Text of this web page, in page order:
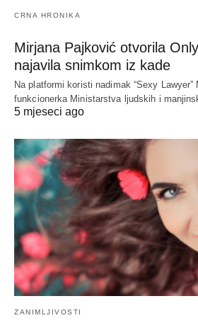
CRNA HRONIKA
Mirjana Pajković otvorila
najavila snimkom iz kade
Na platformi koristi nadimak “Sexy
funkcionerka Ministarstva ljudskih i
5 mjeseci ago
ZANIMLJIVOSTI